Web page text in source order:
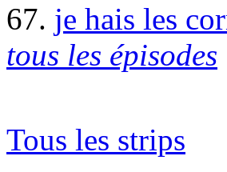
67. je hais les
tous les épisodes
Tous les strips